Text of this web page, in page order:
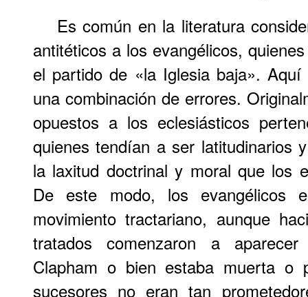
Es común en la literatura
antitéticos a los evangélicos,
el partido de «la Iglesia baja».
una combinación de errores.
opuestos a los eclesiásticos
quienes tendían a ser latitudinarios
la laxitud doctrinal y moral que los
De este modo, los evangélicos
movimiento tractariano, aunque
tratados comenzaron a
Clapham o bien estaba muerta o
sucesores no eran tan